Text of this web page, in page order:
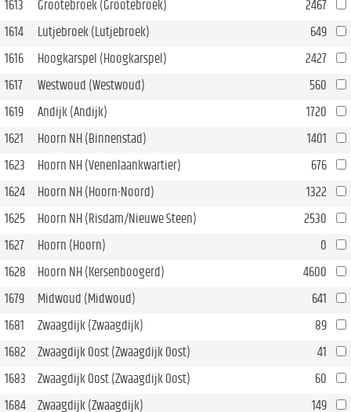
1613
Grootebroek (Grootebroek)
2467
1614
Lutjebroek (Lutjebroek)
649
1616
Hoogkarspel (Hoogkarspel)
2427
1617
Westwoud (Westwoud)
560
1619
Andijk (Andijk)
1720
1621
Hoorn NH (Binnenstad)
1401
1623
Hoorn NH (Venenlaankwartier)
676
1624
Hoorn NH (Hoorn-Noord)
1322
1625
Hoorn NH (Risdam/Nieuwe Steen)
2530
1627
Hoorn (Hoorn)
0
1628
Hoorn NH (Kersenboogerd)
4600
1679
Midwoud (Midwoud)
641
1681
Zwaagdijk (Zwaagdijk)
89
1682
Zwaagdijk Oost (Zwaagdijk Oost)
41
1683
Zwaagdijk Oost (Zwaagdijk Oost)
60
1684
Zwaagdijk (Zwaagdijk)
149